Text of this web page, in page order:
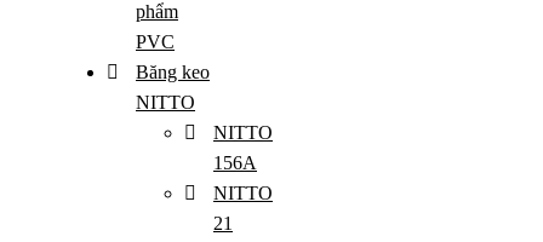
phẩm
PVC
Băng keo
NITTO
NITTO
156A
NITTO
21